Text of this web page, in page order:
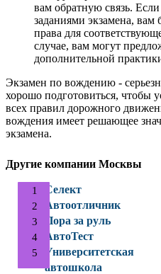
вам обратную связь.
заданиями экзамена, вам
права для
случае, вам могут
дополнительной
Экзамен по вождению -
хорошо подготовиться, чтобы
всех правил дорожного
вождения имеет решающее
экзамена.
Другие компании Москвы
Селект
Автоотличник
Пора за руль
АвтоТест
Университетская
автошкола